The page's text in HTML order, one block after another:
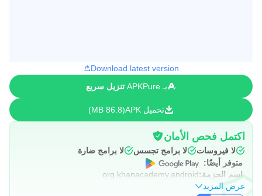
Download latest version
بـ APKPure
تنزيل سريع
تحميل APK 86.8 MB
اكتمل فحص الأمان
لا فيروسات لا برامج تجسس
لا برامج ضارة
متوفر أيضًا:
اسم الحزمة:org.khanacademy.android
عرض المزيد